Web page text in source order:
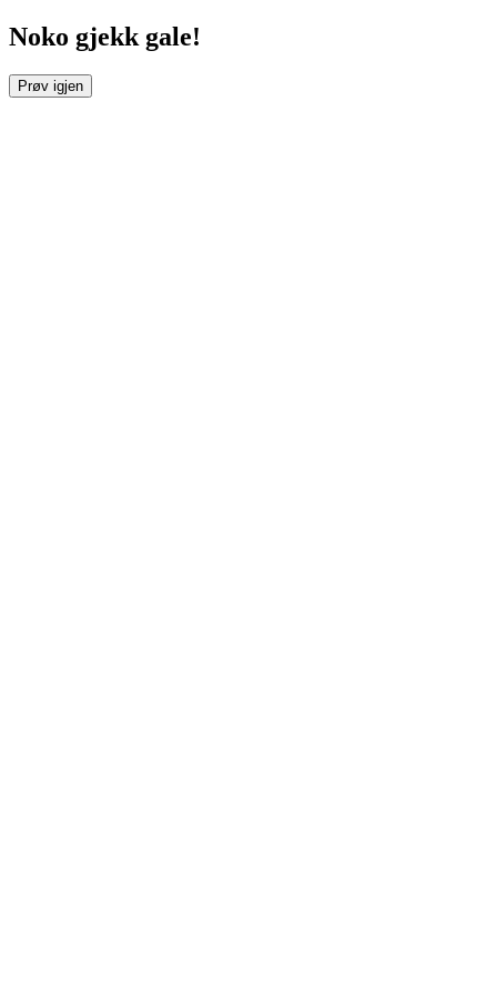
Noko gjekk gale!
Prøv igjen